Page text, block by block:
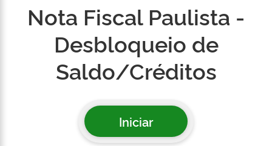
Nota Fiscal Paulista -
Desbloqueio de
Saldo/Créditos
Iniciar